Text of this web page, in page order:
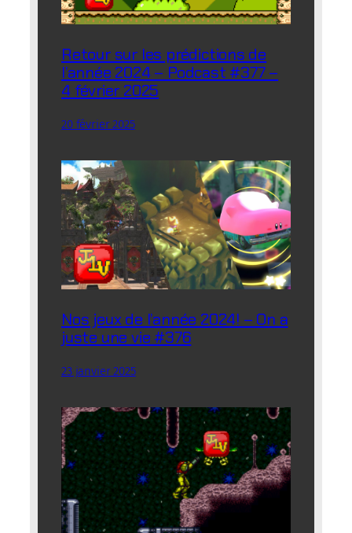
Retour sur les prédictions de
l’année 2024 – Podcast #377 –
4 février 2025
20 février 2025
Nos jeux de l’année 2024! – On a
juste une vie #376
23 janvier 2025